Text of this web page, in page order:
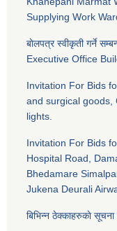
Supplying Work
बाेलपत्र स्वीकृती गर्ने
Executive Office
Invitation For Bids
and surgical goods,
lights.
Invitation For Bids
Hospital Road,
Bhedamare
Jukena Deurali
बिभिन्न ठेक्काहरुकाे